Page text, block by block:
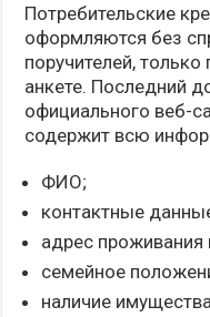
Потребительские
оформляются без
поручителей,
анкете. Последний
официального веб-
содержит всю
ФИО;
контактные
адрес проживания
семейное
наличие